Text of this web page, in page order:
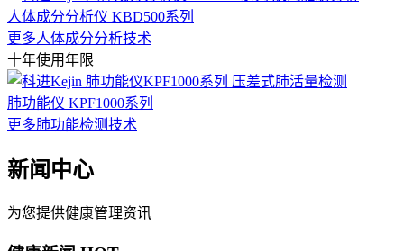
人体成分分析仪 KBD500系列
更多人体成分分析技术
十年使用年限
肺功能仪 KPF1000系列
更多肺功能检测技术
新闻中心
为您提供健康管理资讯